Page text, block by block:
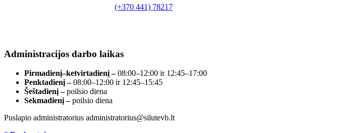
(+370 441) 78217
Administracijos darbo laikas
Pirmadienį–ketvirtadienį –08:00–12:00 ir 12:45–17:00
Penktadienį –08:00–12:00 ir 12:45–15:45
Šeštadienį –poilsio diena
Sekmadienį –poilsio diena
Puslapio administratorius administratorius@silutevb.lt